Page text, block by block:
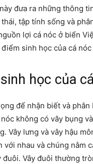
đưa ra những thông
tập tính sống và
lợi cá nóc ở biển
sinh học của cá
học của
để nhận biết và phân
không có vây bụng
Vây lưng và vây hậu
với nhau và chúng nằm
đuôi. Vây đuôi thường